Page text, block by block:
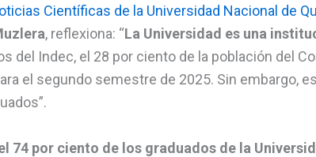
Científicas de la Universidad Nacional de
, reflexiona: “La Universidad es una
del Indec, el 28 por ciento de la población del
el segundo semestre de 2025. Sin embargo,
74 por ciento de los graduados de la